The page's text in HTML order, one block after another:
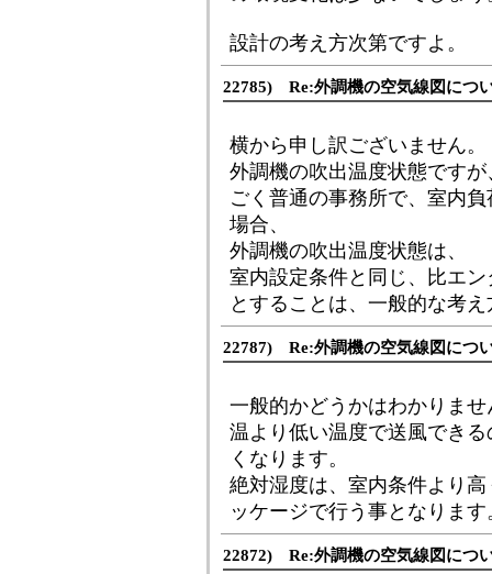
設計の考え方次第ですよ。
22785) Re:外調機の空気線図につ
横から申し訳ございません。
外調機の吹出温度状態ですが
ごく普通の事務所で、室内
場合、
外調機の吹出温度状態は、
室内設定条件と同じ、比エ
とすることは、一般的な考
22787) Re:外調機の空気線図につ
一般的かどうかはわかりま
温より低い温度で送風でき
くなります。
絶対湿度は、室内条件より
ッケージで行う事となります
22872) Re:外調機の空気線図につ